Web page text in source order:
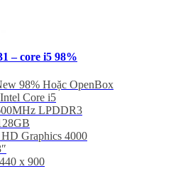
– core i5 98%
98% Hoặc OpenBox
Core i5
LPDDR3
Graphics 4000
x 900